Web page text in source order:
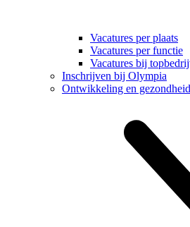
Vacatures per plaats
Vacatures per functie
Vacatures bij
Inschrijven bij Olympia
Ontwikkeling en gezondheid